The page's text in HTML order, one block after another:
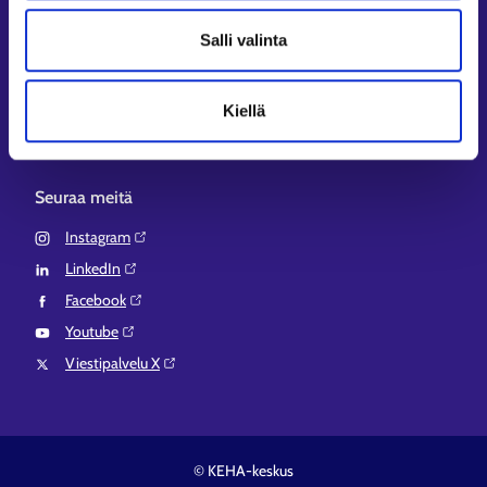
Salli valinta
Kiellä
Work in Finland⁠
Suomi.fi-valtuudet⁠
Seuraa meitä
Instagram⁠
LinkedIn⁠
Facebook⁠
Youtube⁠
Viestipalvelu X⁠
© KEHA-keskus